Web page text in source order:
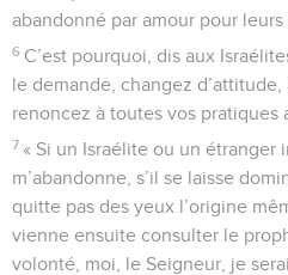
abandonné par amour pour leurs
6 C’est pourquoi, dis aux
le demande, changez
renoncez à toutes vos pratiques
7 « Si un Israélite ou un étranger
m’abandonne, s’il se laisse
quitte pas des yeux l’origine
vienne ensuite consulter le
volonté, moi, le Seigneur, je